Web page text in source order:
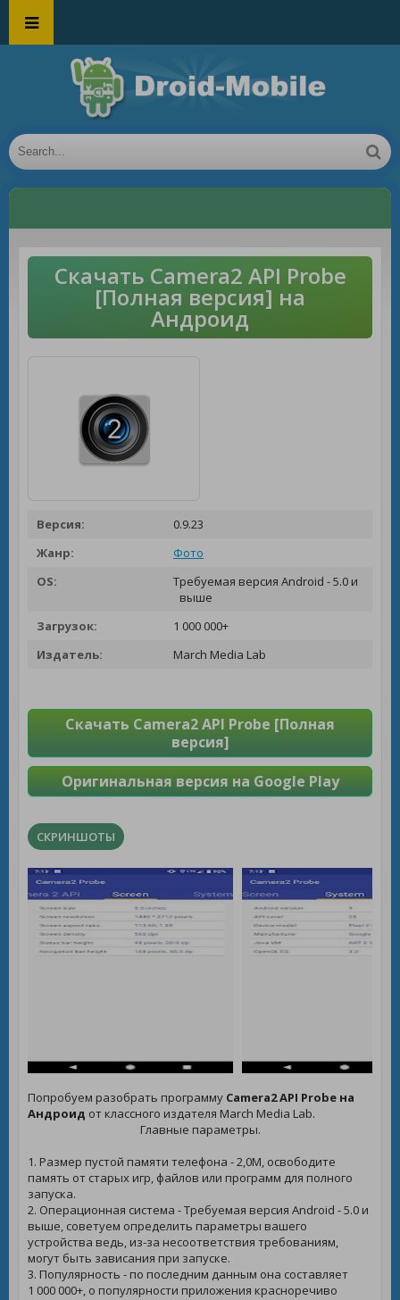
Скачать Camera2 API Probe
[Полная версия] на
Андроид
Версия:
0.9.23
Жанр:
Фото
OS:
Требуемая версия Android - 5.0 и
выше
Загрузок:
1 000 000+
Издатель:
March Media Lab
Скачать Camera2 API Probe [Полная
версия]
Оригинальная версия на Google Play
СКРИНШОТЫ
Попробуем разобрать программу Camera2 API Probe на
Андроид от классного издателя March Media Lab.
Главные параметры.
1. Размер пустой памяти телефона - 2,0M, освободите
память от старых игр, файлов или программ для полного
запуска.
2. Операционная система - Требуемая версия Android - 5.0 и
выше, советуем определить параметры вашего
устройства ведь, из-за несоответствия требованиям,
могут быть зависания при запуске.
3. Популярность - по последним данным она составляет
1 000 000+, о популярности приложения красноречиво